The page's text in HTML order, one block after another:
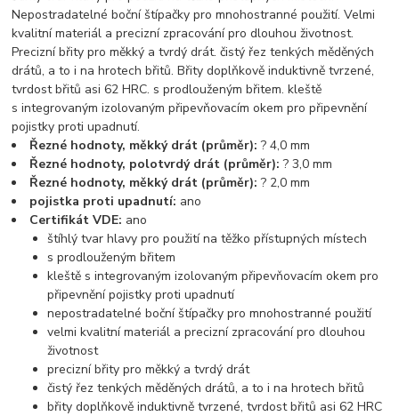
Nepostradatelné boční štípačky pro mnohostranné použití. Velmi
kvalitní materiál a precizní zpracování pro dlouhou životnost.
Precizní břity pro měkký a tvrdý drát. čistý řez tenkých měděných
drátů, a to i na hrotech břitů. Břity doplňkově induktivně tvrzené,
tvrdost břitů asi 62 HRC. s prodlouženým břitem. kleště
s integrovaným izolovaným připevňovacím okem pro připevnění
pojistky proti upadnutí.
Řezné hodnoty, měkký drát (průměr):? 4,0 mm
Řezné hodnoty, polotvrdý drát (průměr):? 3,0 mm
Řezné hodnoty, měkký drát (průměr):? 2,0 mm
pojistka proti upadnutí: ano
Certifikát VDE: ano
štíhlý tvar hlavy pro použití na těžko přístupných místech
s prodlouženým břitem
kleště s integrovaným izolovaným připevňovacím okem pro
připevnění pojistky proti upadnutí
nepostradatelné boční štípačky pro mnohostranné použití
velmi kvalitní materiál a precizní zpracování pro dlouhou
životnost
precizní břity pro měkký a tvrdý drát
čistý řez tenkých měděných drátů, a to i na hrotech břitů
břity doplňkově induktivně tvrzené, tvrdost břitů asi 62 HRC